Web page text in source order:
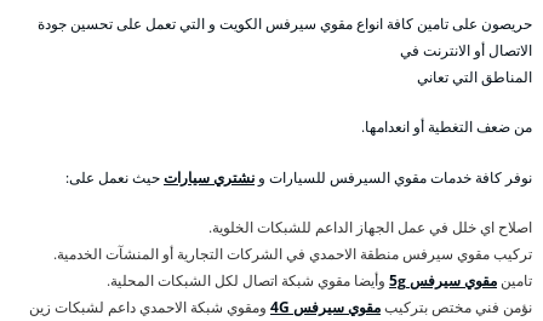
حريصون على تامين كافة انواع مقوي سيرفس الكويت و التي تعمل على تحسين جودة
الاتصال أو الانترنت في
المناطق التي تعاني
من ضعف التغطية أو انعدامها.
نوفر كافة خدمات مقوي السيرفس للسيارات و نشتري سياراتحيث نعمل على:
اصلاح اي خلل في عمل الجهاز الداعم للشبكات الخلوية.
تركيب مقوي سيرفس منطقة الاحمدي في الشركات التجارية أو المنشآت الخدمية.
تامين مقوي سيرفس 5g
وأيضا مقوي شبكة اتصال لكل الشبكات المحلية.
نؤمن فني مختص بتركيبمقوي سيرفس 4G
ومقوي شبكة الاحمدي داعم لشبكات زين